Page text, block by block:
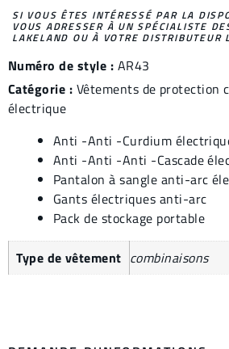
SI VOUS ÊTES INTÉRESSÉ PAR LA
VOUS ADRESSER À UN SPÉCIALISTE
LAKELAND OU À VOTRE DISTRIBUTEUR
Numéro de style : AR43
Catégorie : Vêtements de protection
électrique
Anti -Anti -Curdium
Anti -Anti -Anti -Cascade
Pantalon à sangle anti-arc
Gants électriques anti-arc
Pack de stockage portable
Type de vêtement combinaisons